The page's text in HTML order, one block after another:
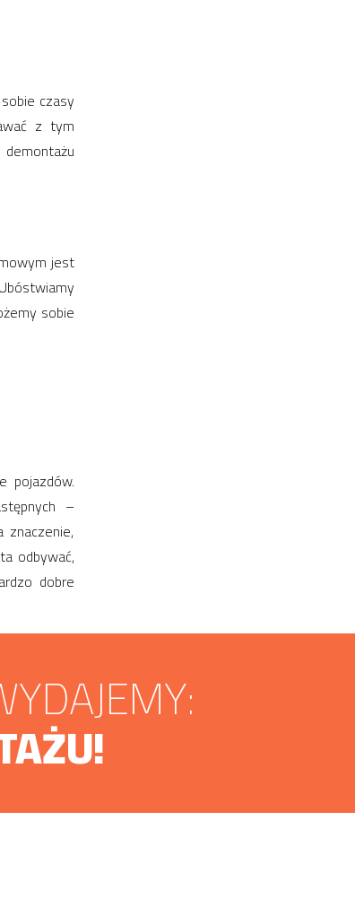
czasy
z tym
jest
sobie
pojazdów.
–
odbywać,
dobre